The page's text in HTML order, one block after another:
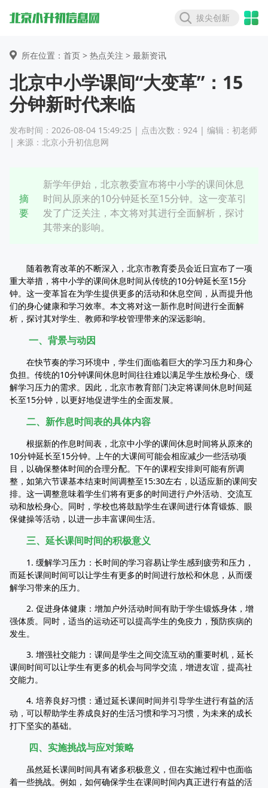
拔尖创新
所在位置：首页 > 热点关注 > 最新资讯
北京中小学课间“大变革”：15
分钟新时代来临
发布时间：2026-08-04 15:49:25 | 点击次数：924 | 编辑：初老师
| 来源：北京小升初信息网
摘
要
新学年伊始，北京教委宣布将中小学的课间休息
时间从原来的10分钟延长至15分钟。这一变革引
发了广泛关注，本文将对其进行全面解析，探讨
其带来的影响。
随着教育改革的不断深入，北京市教育委员会近日宣布了一项
重大举措，将中小学的课间休息时间从传统的10分钟延长至15分
钟。这一变革旨在为学生提供更多的活动和休息空间，从而提升他
们的身心健康和学习效率。本文将对这一新作息时间进行全面解
析，探讨其对学生、教师和学校管理带来的深远影响。
一、背景与动因
在快节奏的学习环境中，学生们面临着巨大的学习压力和身心
负担。传统的10分钟课间休息时间往往难以满足学生放松身心、缓
解学习压力的需求。因此，北京市教育部门决定将课间休息时间延
长至15分钟，以更好地促进学生的全面发展。
二、新作息时间表的具体内容
根据新的作息时间表，北京中小学的课间休息时间将从原来的
10分钟延长至15分钟。上午的大课间可能会相应减少一些活动项
目，以确保整体时间的合理分配。下午的课程安排则可能有所调
整，如第六节课基本结束时间调整至15:30左右，以适应新的课间安
排。这一调整意味着学生们将有更多的时间进行户外活动、交流互
动和放松身心。同时，学校也将鼓励学生在课间进行体育锻炼、眼
保健操等活动，以进一步丰富课间生活。
三、延长课间时间的积极意义
1. 缓解学习压力：长时间的学习容易让学生感到疲劳和压力，
而延长课间时间可以让学生有更多的时间进行放松和休息，从而缓
解学习带来的压力。
2. 促进身体健康：增加户外活动时间有助于学生锻炼身体，增
强体质。同时，适当的运动还可以提高学生的免疫力，预防疾病的
发生。
3. 增强社交能力：课间是学生之间交流互动的重要时机，延长
课间时间可以让学生有更多的机会与同学交流，增进友谊，提高社
交能力。
4. 培养良好习惯：通过延长课间时间并引导学生进行有益的活
动，可以帮助学生养成良好的生活习惯和学习习惯，为未来的成长
打下坚实的基础。
四、实施挑战与应对策略
虽然延长课间时间具有诸多积极意义，但在实施过程中也面临
着一些挑战。例如，如何确保学生在课间时间内真正进行有益的活